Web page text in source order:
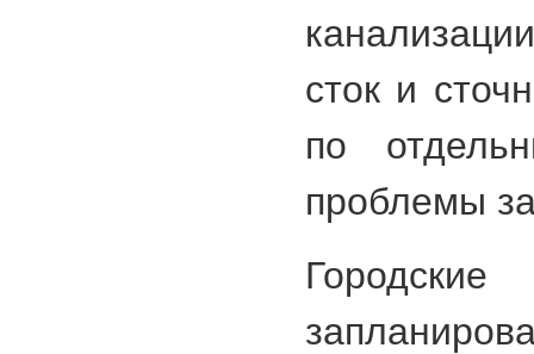
сток и
по
проблемы